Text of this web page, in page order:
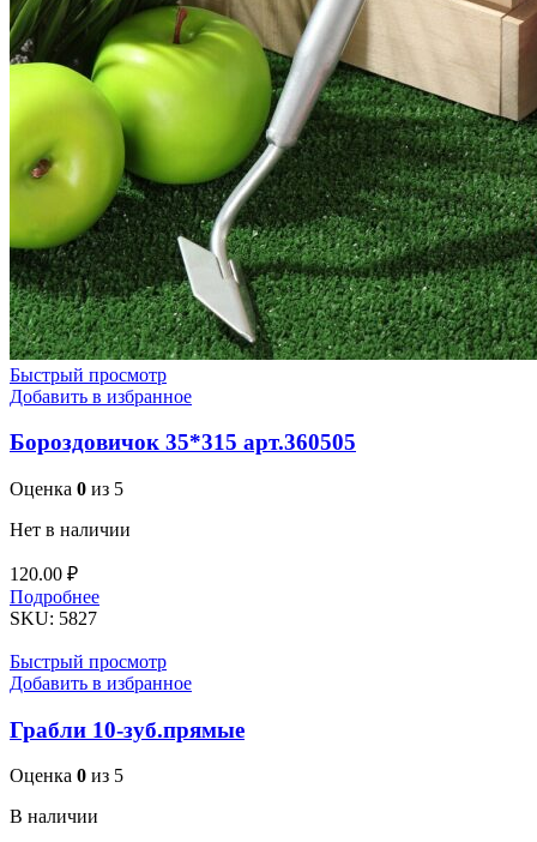
Быстрый просмотр
Добавить в избранное
Бороздовичок 35*315 арт.360505
Оценка 0 из 5
Нет в наличии
120.00 ₽
Подробнее
SKU: 5827
Быстрый просмотр
Добавить в избранное
Грабли 10-зуб.прямые
Оценка 0 из 5
В наличии